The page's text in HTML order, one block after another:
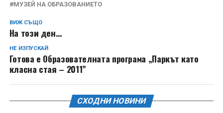
МУЗЕЙ НА ОБРАЗОВАНИЕТО
ВИЖ СЪЩО
На този ден…
НЕ ИЗПУСКАЙ
Готова е Образователната програма „Паркът като
класна стая – 2011”
СХОДНИ НОВИНИ